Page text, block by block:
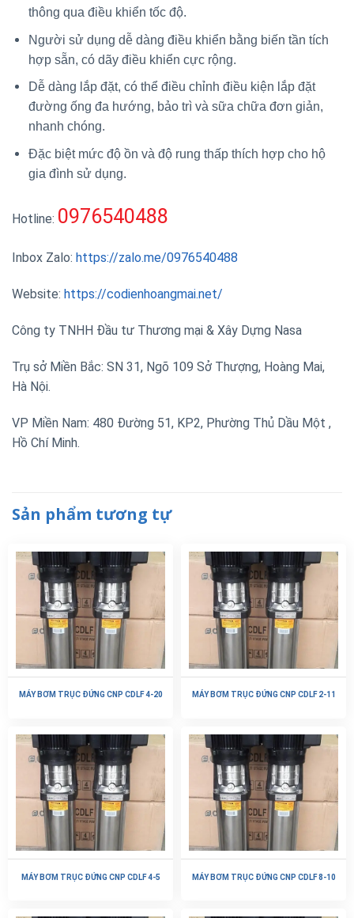
thông qua điều khiển tốc độ.
Người sử dụng dễ dàng điều khiển bằng biến tần tích
hợp sẵn, có dãy điều khiển cực rộng.
Dễ dàng lắp đặt, có thể điều chỉnh điều kiện lắp đặt
đường ống đa hướng, bảo trì và sữa chữa đơn giản,
nhanh chóng.
Đặc biệt mức độ ồn và độ rung thấp thích hợp cho hộ
gia đình sử dụng.
Hotline: 0976540488
Inbox Zalo: https://zalo.me/0976540488
Website: https://codienhoangmai.net/
Công ty TNHH Đầu tư Thương mại & Xây Dựng Nasa
Trụ sở Miền Bắc: SN 31, Ngõ 109 Sở Thượng, Hoàng Mai,
Hà Nội.
VP Miền Nam: 480 Đường 51, KP2, Phường Thủ Dầu Một ,
Hồ Chí Minh.
Sản phẩm tương tự
MÁY BƠM TRỤC ĐỨNG CNP CDLF 4-20 MÁY BƠM TRỤC ĐỨNG CNP CDLF 2-11
MÁY BƠM TRỤC ĐỨNG CNP CDLF 4-5 MÁY BƠM TRỤC ĐỨNG CNP CDLF 8-10